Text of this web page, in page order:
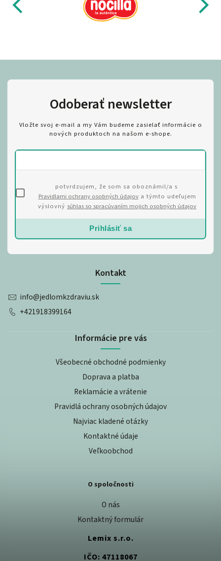
Kontakt
info@jedlomkzdraviu.sk
+421918399164
Informácie pre vás
Všeobecné obchodné podmienky
Doprava a platba
Reklamácie a vrátenie
Pravidlá ochrany osobných údajov
Najviac kladené otázky
Kontaktné údaje
Veľkoobchod
O spoločnosti
O nás
Kontaktný formulár
Lemix s.r.o.
IČO: 47118067
Odoberať newsletter
Vložte svoj e-mail a my Vám budeme zasielať informácie o
nových produktoch na našom e-shope.
potvrdzujem, že som sa oboznámil/a s
Pravidlami ochrany osobných údajova týmto udeľujem
výslovný súhlas so spracúvaním mojich osobných údajov
Prihlásiť sa